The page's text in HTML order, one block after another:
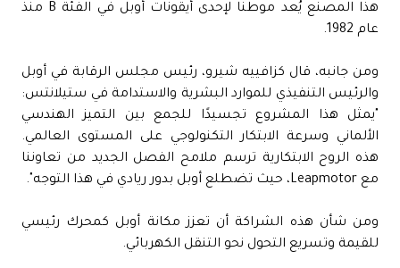
هذا المصنع يُعد موطنًا لإحدى أيقونات أوبل في الفئة B منذ
عام 1982.
ومن جانبه، قال كزافييه شيرو، رئيس مجلس الرقابة في أوبل
والرئيس التنفيذي للموارد البشرية والاستدامة في ستيلانتس:
"يمثل هذا المشروع تجسيدًا للجمع بين التميز الهندسي
الألماني وسرعة الابتكار التكنولوجي على المستوى العالمي.
هذه الروح الابتكارية ترسم ملامح الفصل الجديد من تعاوننا
مع Leapmotor، حيث تضطلع أوبل بدور ريادي في هذا التوجه".
ومن شأن هذه الشراكة أن تعزز مكانة أوبل كمحرك رئيسي
للقيمة وتسريع التحول نحو التنقل الكهربائي.